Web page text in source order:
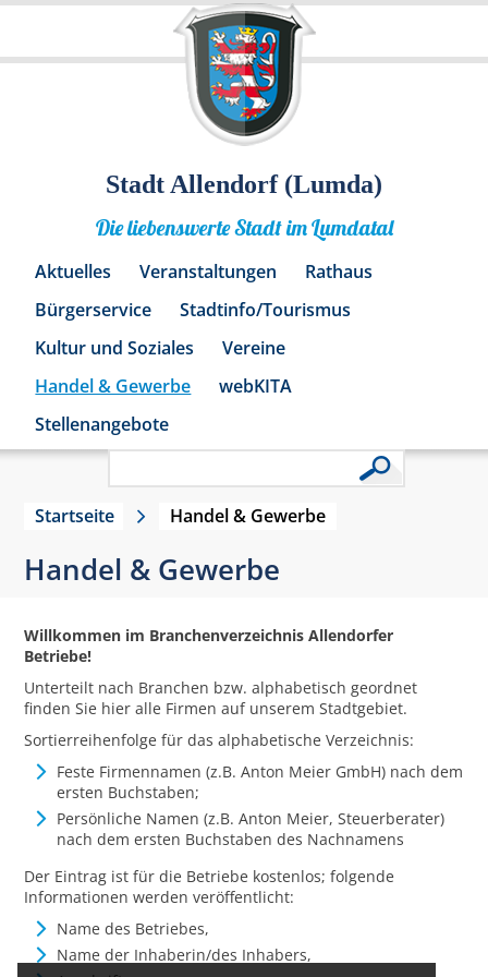
Stadt Allendorf (Lumda)
Die liebenswerte Stadt im Lumdatal
Aktuelles Veranstaltungen
Rathaus
Bürgerservice
Stadtinfo/Tourismus
Kultur und Soziales
Vereine
Handel & Gewerbe
webKITA
Stellenangebote
Startseite Handel & Gewerbe
Handel & Gewerbe
Willkommen im Branchenverzeichnis Allendorfer
Betriebe!
Unterteilt nach Branchen bzw. alphabetisch geordnet
finden Sie hier alle Firmen auf unserem Stadtgebiet.
Sortierreihenfolge für das alphabetische Verzeichnis:
Feste Firmennamen (z.B. Anton Meier GmbH) nach dem
ersten Buchstaben;
Persönliche Namen (z.B. Anton Meier, Steuerberater)
nach dem ersten Buchstaben des Nachnamens
Der Eintrag ist für die Betriebe kostenlos; folgende
Informationen werden veröffentlicht:
Name des Betriebes,
Name der Inhaberin/des Inhabers,